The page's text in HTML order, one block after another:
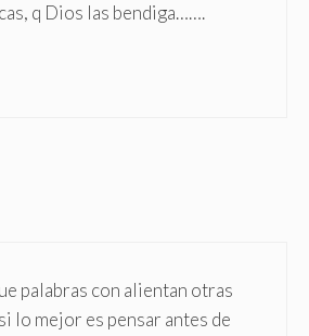
q Dios las bendiga…….
palabras con alientan otras
lo mejor es pensar antes de